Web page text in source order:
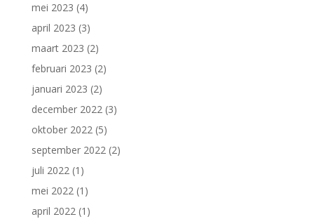
mei 2023 (4)
april 2023 (3)
maart 2023 (2)
februari 2023 (2)
januari 2023 (2)
december 2022 (3)
oktober 2022 (5)
september 2022 (2)
juli 2022 (1)
mei 2022 (1)
april 2022 (1)